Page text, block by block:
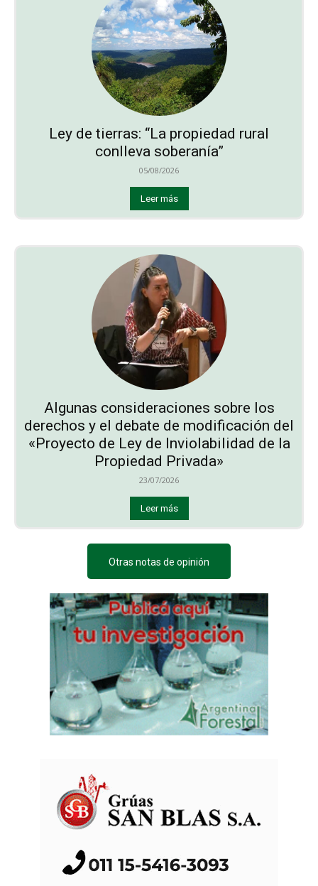
Ley de tierras: “La propiedad rural
conlleva soberanía”
05/08/2026
Leer más
Algunas consideraciones sobre los
derechos y el debate de modificación del
«Proyecto de Ley de Inviolabilidad de la
Propiedad Privada»
23/07/2026
Leer más
Otras notas de opinión